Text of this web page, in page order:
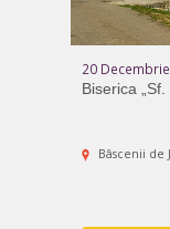
20
Biserica „Sf.
Bâscenii de